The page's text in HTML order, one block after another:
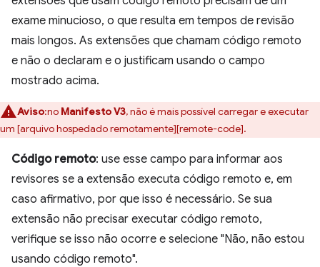
exame minucioso, o que resulta em tempos de revisão
mais longos. As extensões que chamam código remoto
e não o declaram e o justificam usando o campo
mostrado acima.
Aviso:no Manifesto V3, não é mais possível carregar e executar
um [arquivo hospedado remotamente][remote-code].
Código remoto: use esse campo para informar aos
revisores se a extensão executa código remoto e, em
caso afirmativo, por que isso é necessário. Se sua
extensão não precisar executar código remoto,
verifique se isso não ocorre e selecione "Não, não estou
usando código remoto".